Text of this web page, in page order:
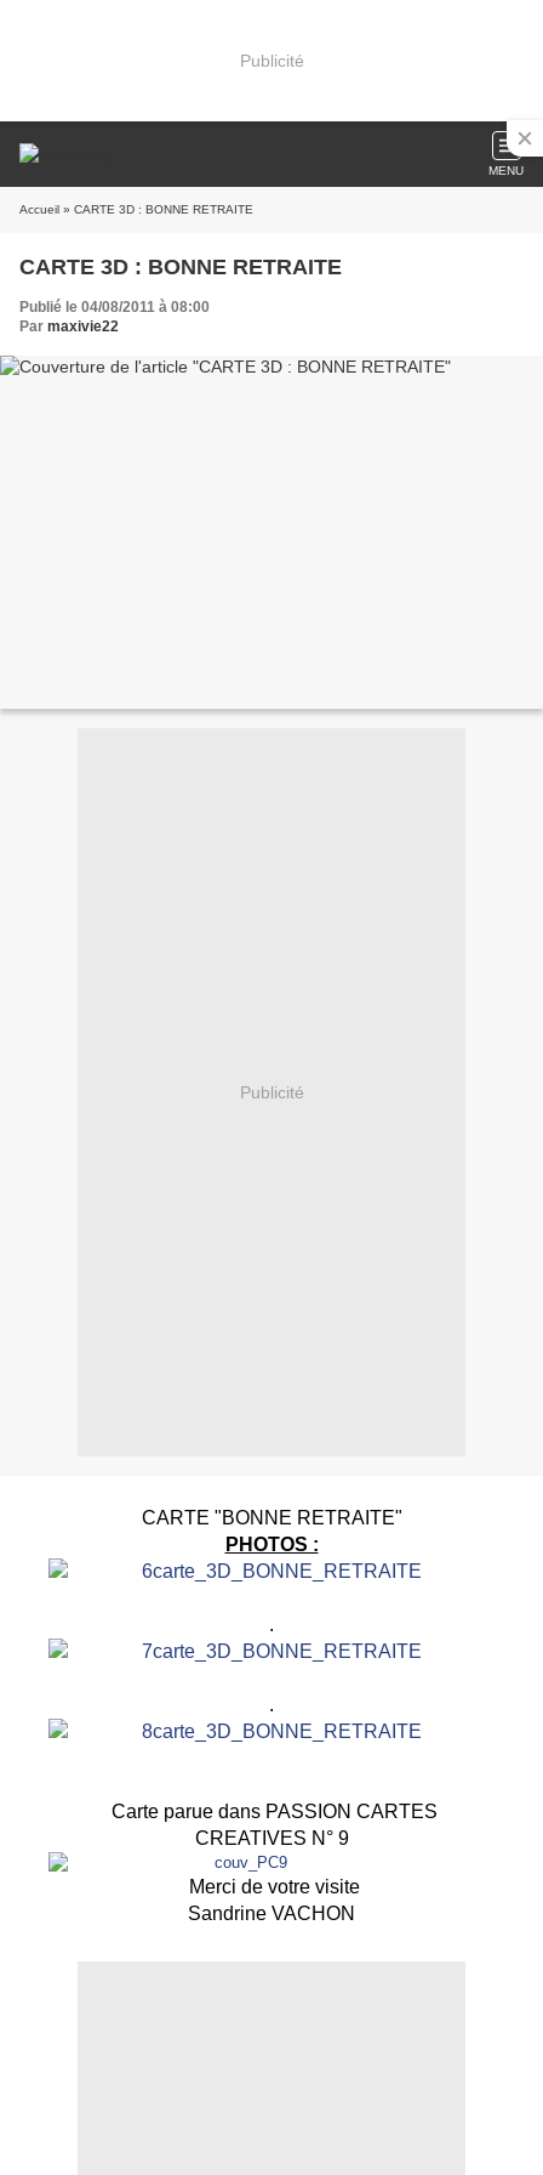
Publicité
MENU
Accueil » CARTE 3D : BONNE RETRAITE
CARTE 3D : BONNE RETRAITE
Publié le 04/08/2011 à 08:00
Par maxivie22
Publicité
CARTE "BONNE RETRAITE"
PHOTOS :
.
.
Carte parue dans PASSION CARTES
CREATIVES N° 9
Merci de votre visite
Sandrine VACHON